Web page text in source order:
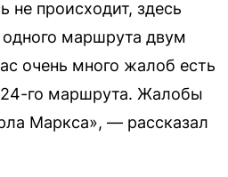
не происходит, здесь
маршрута двум
очень много жалоб есть
24-го маршрута. Жалобы
Маркса», — рассказал